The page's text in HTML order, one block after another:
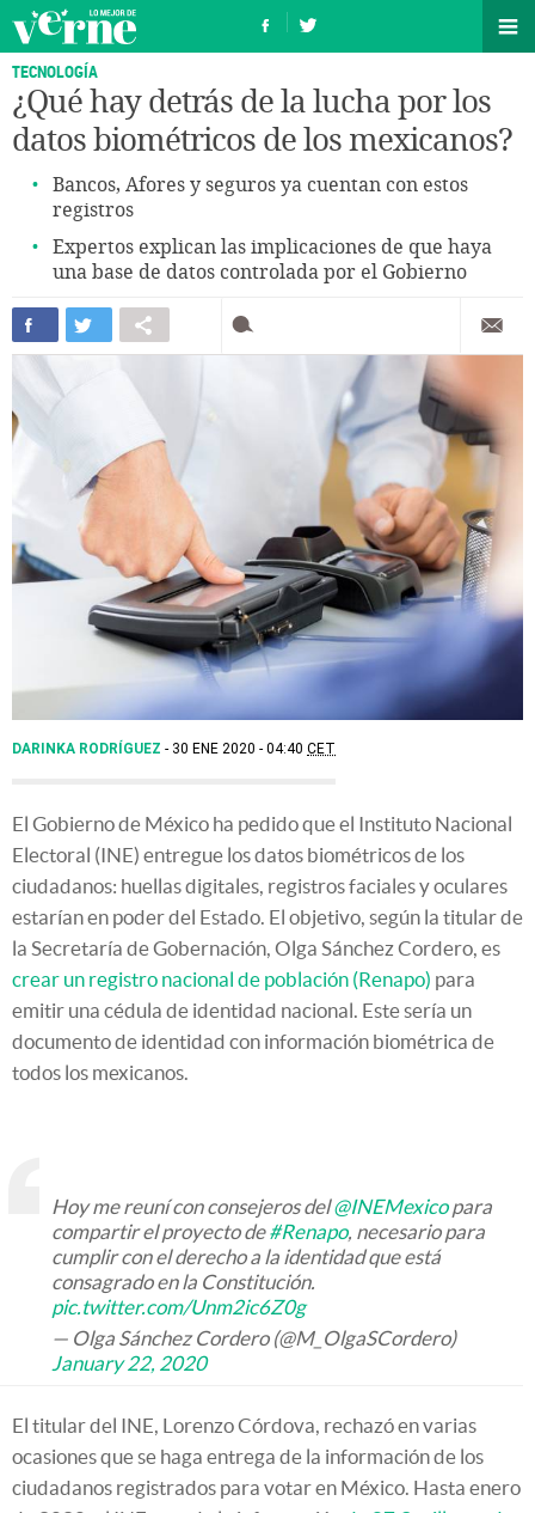
TECNOLOGÍA
¿Qué hay detrás de la lucha por los
datos biométricos de los mexicanos?
Bancos, Afores y seguros ya cuentan con estos
registros
Expertos explican las implicaciones de que haya
una base de datos controlada por el Gobierno
DARINKA RODRÍGUEZ 30 ENE 2020 - 04:40 CET
El Gobierno de México ha pedido que el Instituto Nacional
Electoral (INE) entregue los datos biométricos de los
ciudadanos: huellas digitales, registros faciales y oculares
estarían en poder del Estado. El objetivo, según la titular de
la Secretaría de Gobernación, Olga Sánchez Cordero, es
crear un registro nacional de población (Renapo) para
emitir una cédula de identidad nacional. Este sería un
documento de identidad con información biométrica de
todos los mexicanos.
Hoy me reuní con consejeros del@INEMexicopara
compartir el proyecto de#Renapo, necesario para
cumplir con el derecho a la identidad que está
consagrado en la Constitución.
pic.twitter.com/Unm2ic6Z0g
— Olga Sánchez Cordero (@M_OlgaSCordero)
January 22, 2020
El titular del INE, Lorenzo Córdova, rechazó en varias
ocasiones que se haga entrega de la información de los
ciudadanos registrados para votar en México. Hasta enero